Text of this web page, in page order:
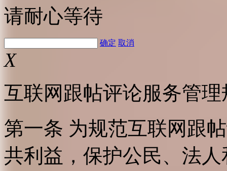
请耐心等待
确定 取消
X
互联网跟帖评论服务管理
第一条 为规范互联网跟
共利益，保护公民、法